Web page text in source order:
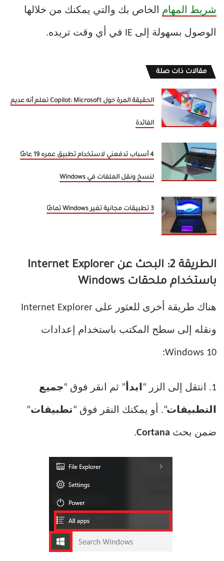
شريط المهام الخاص بك والتي يمكنك من خلالها
الوصول بسهولة إلى IE في أي وقت تريده.
مقالات ذات صلة
الحقيقة المرة حول Copilot: Microsoft تعلم أنه عديم
الفائدة
4 أسباب تدفعني لاستخدام تطبيق عمره 19 عامًا
لنسخ ونقل الملفات في Windows
3 تطبيقات مجانية تغير Windows تمامًا
الطريقة 2: البحث عن Internet Explorer
باستخدام ملحقات Windows
هناك طريقة أخرى للعثور على Internet Explorer
ونقله إلى سطح المكتب باستخدام إعدادات
Windows 10:
1. انتقل إلى الزر “ ابدأ” ثم انقر فوق “جميع
التطبيقات“. أو يمكنك النقر فوق “ تطبيقات”
ضمن بحث Cortana
.